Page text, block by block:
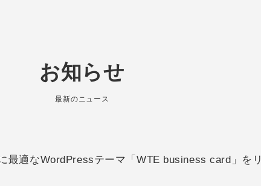
お知らせ
最新のニュース
最適なWordPressテーマ「WTE business card」を